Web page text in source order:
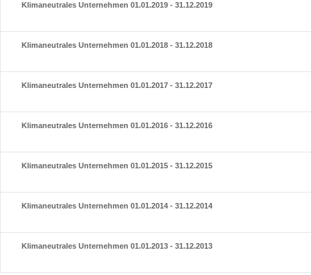
Klimaneutrales Unternehmen 01.01.2019 - 31.12.2019
Klimaneutrales Unternehmen 01.01.2018 - 31.12.2018
Klimaneutrales Unternehmen 01.01.2017 - 31.12.2017
Klimaneutrales Unternehmen 01.01.2016 - 31.12.2016
Klimaneutrales Unternehmen 01.01.2015 - 31.12.2015
Klimaneutrales Unternehmen 01.01.2014 - 31.12.2014
Klimaneutrales Unternehmen 01.01.2013 - 31.12.2013